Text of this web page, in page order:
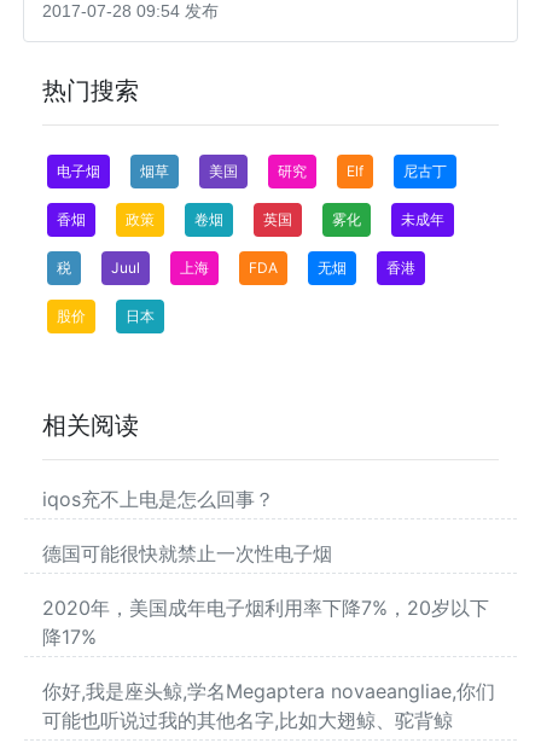
2017-07-28 09:54 发布
热门搜索
电子烟 烟草 美国 研究 Elf 尼古丁
香烟 政策 卷烟 英国 雾化 未成年
税 Juul 上海 FDA 无烟 香港
股价 日本
相关阅读
iqos充不上电是怎么回事？
德国可能很快就禁止一次性电子烟
2020年，美国成年电子烟利用率下降7%，20岁以下
降17%
你好,我是座头鲸,学名Megaptera novaeangliae,你们
可能也听说过我的其他名字,比如大翅鲸、驼背鲸